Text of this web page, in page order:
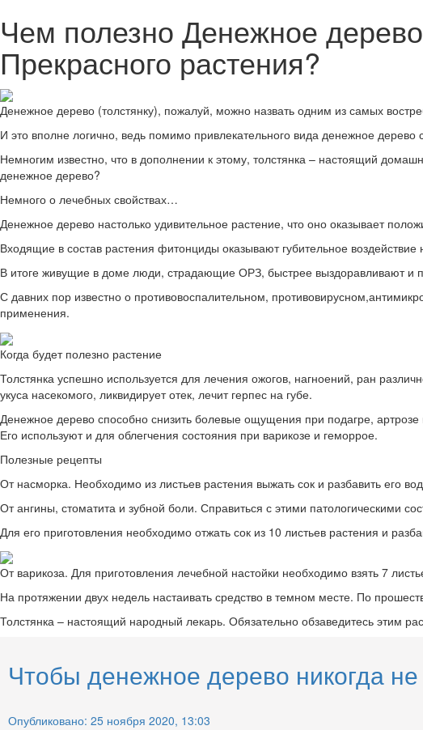
Чем полезно Денежное
Прекрасного растения?
Денежное дерево (толстянку), пожалуй, можно назвать одним из самых
И это вполне логично, ведь помимо привлекательного вида денежное дерево
Немногим известно, что в дополнении к этому, толстянка – настоящий
денежное дерево?
Немного о лечебных свойствах…
Денежное дерево настолько удивительное растение, что оно оказывает
Входящие в состав растения фитонциды оказывают губительное
В итоге живущие в доме люди, страдающие ОРЗ, быстрее выздоравливают и
С давних пор известно о противовоспалительном,
применения.
Когда будет полезно растение
Толстянка успешно используется для лечения ожогов, нагноений, ран
укуса насекомого, ликвидирует отек, лечит герпес на губе.
Денежное дерево способно снизить болевые ощущения при подагре,
Его используют и для облегчения состояния при варикозе и геморрое.
Полезные рецепты
От насморка. Необходимо из листьев растения выжать сок и разбавить его
От ангины, стоматита и зубной боли. Справиться с этими патологическими
Для его приготовления необходимо отжать сок из 10 листьев растения и
От варикоза. Для приготовления лечебной настойки необходимо взять 7
На протяжении двух недель настаивать средство в темном месте. По
Толстянка – настоящий народный лекарь. Обязательно обзаведитесь этим
Чтобы денежное дерево никогда
Опубликовано: 25 ноября 2020, 13:03